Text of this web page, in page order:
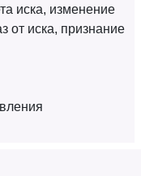
иска, изменение
от иска, признание